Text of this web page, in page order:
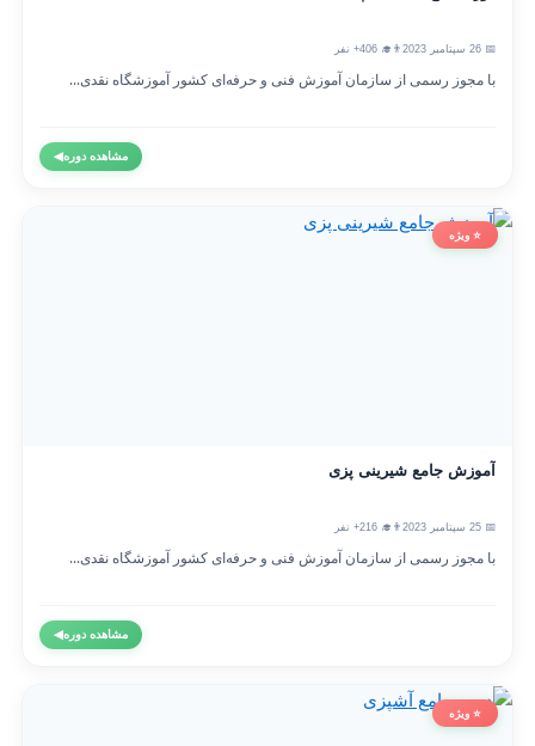
👨‍🎓 406+ نفر
با مجوز رسمی از سازمان آموزش فنی و حرفه‌ای کشور آموزشگاه نقدی...
مشاهده دوره◀
⭐ ویژه
آموزش جامع شیرینی پزی
👨‍🎓 216+ نفر
با مجوز رسمی از سازمان آموزش فنی و حرفه‌ای کشور آموزشگاه نقدی...
مشاهده دوره◀
⭐ ویژه